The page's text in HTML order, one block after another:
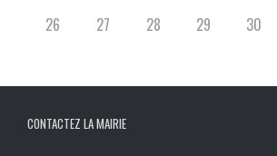
26 27 28 29 30
CONTACTEZ LA MAIRIE